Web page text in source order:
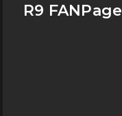
R9 FANPage